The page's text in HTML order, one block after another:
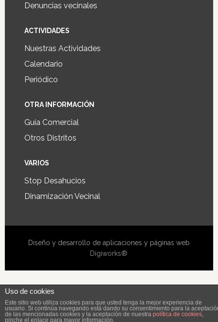
Denuncias vecinales
ACTIVIDADES
Nuestras Actividades
Calendario
Periódico
OTRA INFORMACIÓN
Guía Comercial
Otros Distritos
VARIOS
Stop Desahucios
Dinamización Vecinal
Diseño y desarrollo de aplicaciones y páginas web
Digiworks®
Uso de cookies
Este sitio web utiliza cookies para que usted tenga la mejor experiencia de
usuario. Si continúa navegando está dando su consentimiento para la
de las mencionadas cookies y la aceptación de nuestra política de cookies,
pinche el enlace para mayor información.